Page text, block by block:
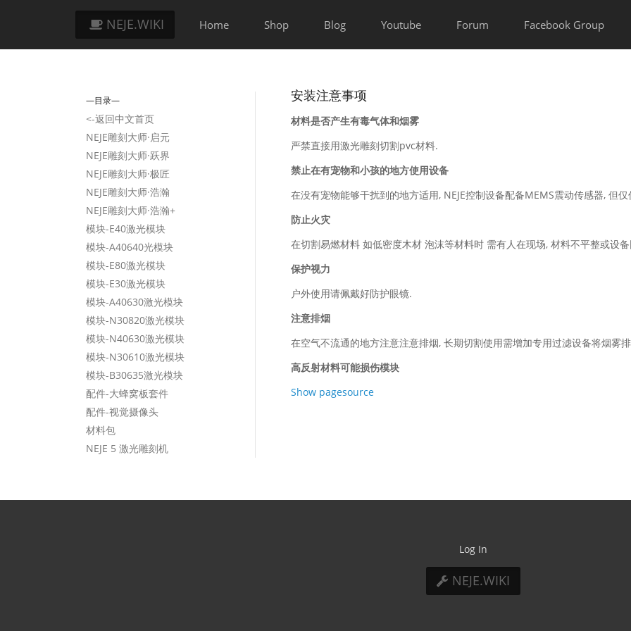
NEJE.WIKI Home Shop Blog Youtube Forum Facebook Group
—目录—
<-返回中文首页
NEJE雕刻大师·启元
NEJE雕刻大师·跃界
NEJE雕刻大师·极匠
NEJE雕刻大师·浩瀚
NEJE雕刻大师·浩瀚+
模块-E40激光模块
模块-A40640光模块
模块-E80激光模块
模块-E30激光模块
模块-A40630激光模块
模块-N30820激光模块
模块-N40630激光模块
模块-N30610激光模块
模块-B30635激光模块
配件-大蜂窝板套件
配件-视觉摄像头
材料包
NEJE 5 激光雕刻机
安装注意事项
材料是否产生有毒气体和烟雾
严禁直接用激光雕刻切割pvc材料.
禁止在有宠物和小孩的地方使用设备
在没有宠物能够干扰到的地方适用, NEJE控制设备配备MEMS震动传感器, 但
防止火灾
在切割易燃材料 如低密度木材 泡沫等材料时 需有人在现场, 材料不平整或设
保护视力
户外使用请佩戴好防护眼镜.
注意排烟
在空气不流通的地方注意注意排烟, 长期切割使用需增加专用过滤设备将烟雾
高反射材料可能损伤模块
Show pagesource
Log In
NEJE.WIKI